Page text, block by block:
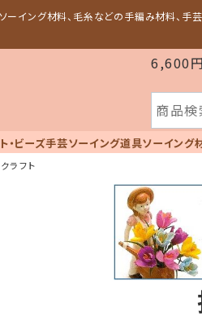
イング材料、毛糸などの手編み材料、手
6,600
・ビーズ手芸ソーイング道具ソーイング
ラフト